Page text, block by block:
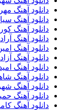
دانلود آهنگ
دانلود آهنگ
دانلود آهنگ
دانلود آهنگ
دانلود آهنگ
دانلود آهنگ
دانلود آهنگ
دانلود آهنگ
دانلود آهنگ
دانلود آهنگ
دانلود آهنگ